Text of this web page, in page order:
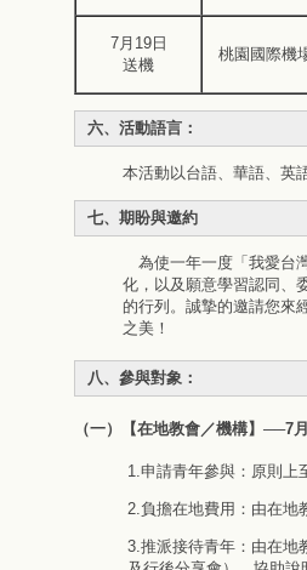
7月19日
送機
桃園國際機
六、活動語言：
本活動以台語、華語、英
七、期盼與邀約
為使一年一度「我愛台
化，以及願意學習認同、
的行列。誠摯的邀請您來
之美！
八、參與對象：
（一）【在地教會／機構】──7
1.申請青年參與：原則上
2.負擔在地費用：由在地
3.推派接待青年：由在地